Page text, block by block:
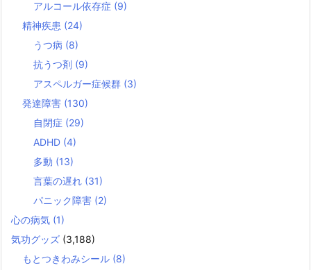
アルコール依存症 (9)
精神疾患 (24)
うつ病 (8)
抗うつ剤 (9)
アスペルガー症候群 (3)
発達障害 (130)
自閉症 (29)
ADHD (4)
多動 (13)
言葉の遅れ (31)
パニック障害 (2)
心の病気 (1)
気功グッズ (3,188)
もとつきわみシール (8)